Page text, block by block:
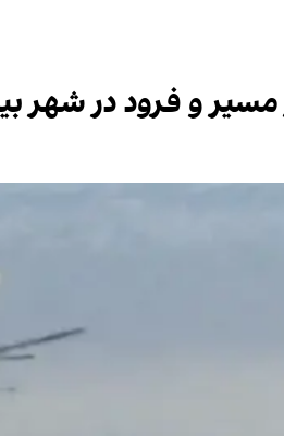
و فرود در شهر